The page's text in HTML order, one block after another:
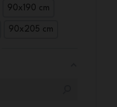
90x190 cm
90x205 cm